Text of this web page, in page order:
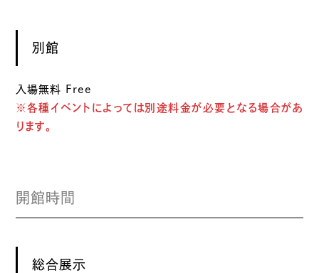
別館
入場無料 Free
※各種イベントによっては別途料金が必要となる場合があ
ります。
開館時間
総合展示